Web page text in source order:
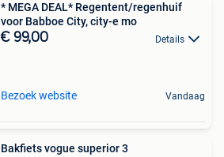
* MEGA DEAL* Regentent/regenhuif
voor Babboe City, city-e mo
€ 99,00 Details
Bezoek website Vandaag
Bakfiets vogue superior 3